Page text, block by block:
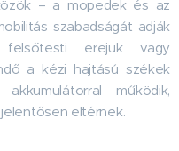
– a mopedek és az
szabadságát adják
erejük vagy
a kézi hajtású székek
működik,
eltérnek.